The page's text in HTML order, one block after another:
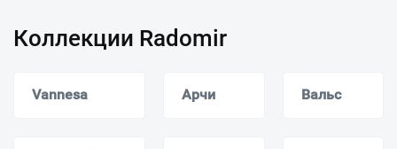
Коллекции Radomir
Vannesa Арчи Вальс